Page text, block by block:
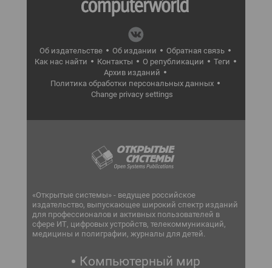
Об издательстве Об издании
Обратная связь
Как нас найти
Контакты О републикации
Теги
Архив изданий
Политика обработки персональных данных
Change privacy settings
«Открытые системы» - ведущее российское
издательство, выпускающее широкий спектр изданий
для профессионалов и активных пользователей в
сфере ИТ, цифровых устройств, телекоммуникаций,
медицины и полиграфии, журналы для детей.
Компьютерный мир